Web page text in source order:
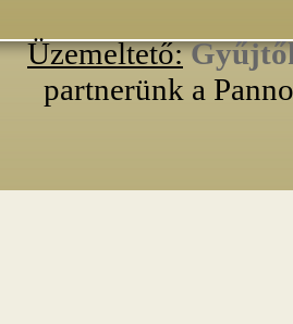
Üzemeltető:
partnerünk a